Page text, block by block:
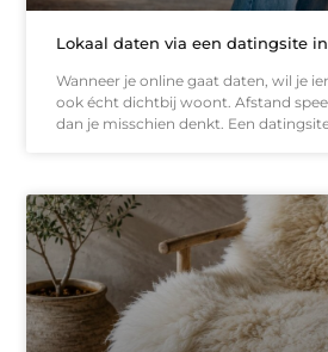
Lokaal daten via een datingsite
Wanneer je online gaat daten, wil je
ook écht dichtbij woont. Afstand
dan je misschien denkt. Een